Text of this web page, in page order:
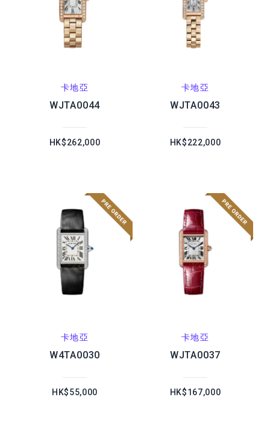
卡地亞
WJTA0044
HK$262,000
卡地亞
WJTA0043
HK$222,000
卡地亞
W4TA0030
HK$55,000
卡地亞
WJTA0037
HK$167,000